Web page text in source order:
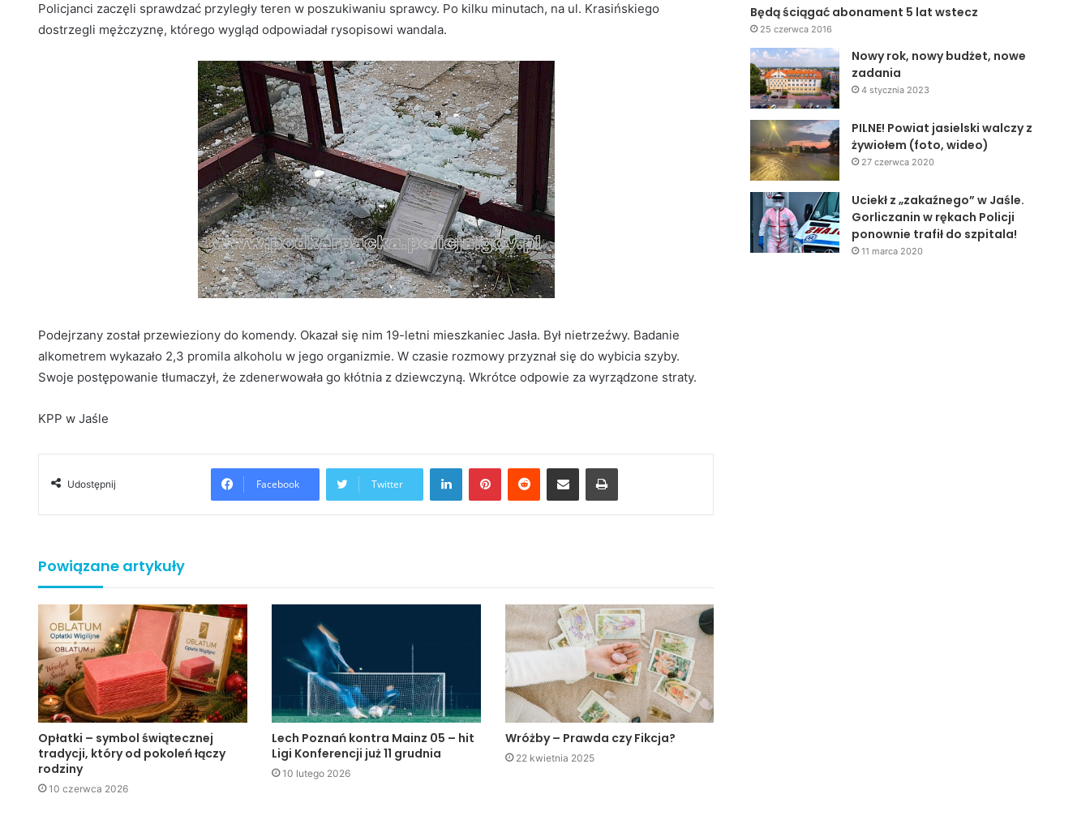
Policjanci zaczęli sprawdzać przyległy teren w poszukiwaniu sprawcy. Po kilku minutach, na ul. Krasińskiego
dostrzegli mężczyznę, którego wygląd odpowiadał rysopisowi wandala.
Podejrzany został przewieziony do komendy. Okazał się nim 19-letni mieszkaniec Jasła. Był nietrzeźwy. Badanie
alkometrem wykazało 2,3 promila alkoholu w jego organizmie. W czasie rozmowy przyznał się do wybicia szyby.
Swoje postępowanie tłumaczył, że zdenerwowała go kłótnia z dziewczyną. Wkrótce odpowie za wyrządzone straty.
KPP w Jaśle
Udostępnij Facebook Twitter
LinkedIn
Powiązane artykuły
Opłatki – symbol świątecznej
tradycji, który od pokoleń łączy
rodziny
10 czerwca 2026
Lech Poznań kontra Mainz 05 – hit
Ligi Konferencji już 11 grudnia
10 lutego 2026
Wróżby – Prawda czy Fikcja?
22 kwietnia 2025
Będą ściągać abonament 5 lat wstecz
25 czerwca 2016
Nowy rok, nowy budżet, nowe
zadania
4 stycznia 2023
PILNE! Powiat jasielski walczy z
żywiołem (foto, wideo)
27 czerwca 2020
Uciekł z „zakaźnego” w Jaśle.
Gorliczanin w rękach Policji
ponownie trafił do szpitala!
11 marca 2020